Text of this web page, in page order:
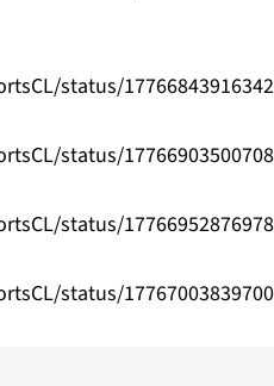
status/
status/
status/
status/